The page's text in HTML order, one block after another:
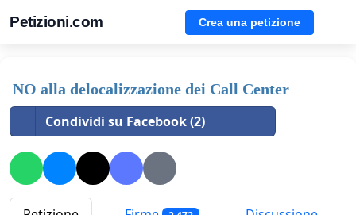
Petizioni.com Crea una petizione
NO alla delocalizzazione dei Call Center
Condividi su Facebook (2)